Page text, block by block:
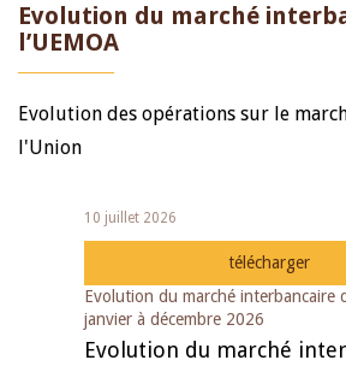
Evolution du marché
l’UEMOA
Evolution des opérations sur le
l'Union
10 juillet 2026
télécharger
Evolution du marché interbancaire
janvier à décembre 2026
Evolution du marché